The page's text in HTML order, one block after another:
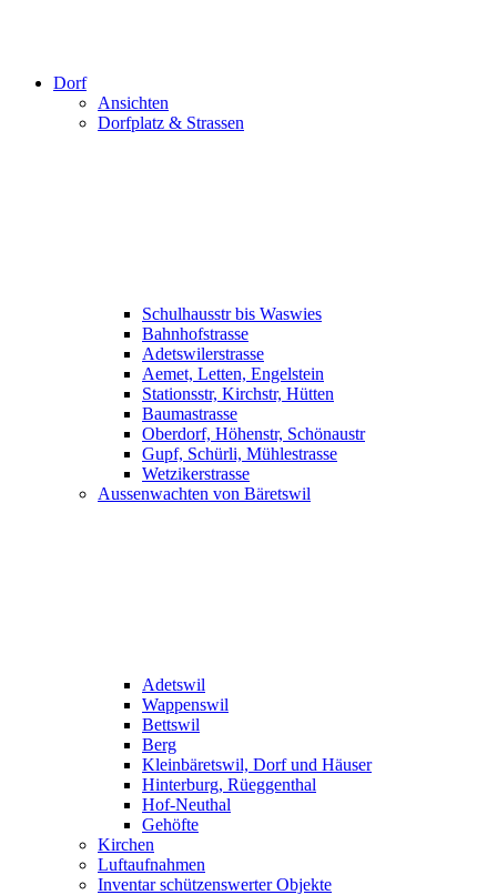
Dorf
Ansichten
Dorfplatz & Strassen
Schulhausstr bis Waswies
Bahnhofstrasse
Adetswilerstrasse
Aemet, Letten, Engelstein
Stationsstr, Kirchstr, Hütten
Baumastrasse
Oberdorf, Höhenstr, Schönaustr
Gupf, Schürli, Mühlestrasse
Wetzikerstrasse
Aussenwachten von Bäretswil
Adetswil
Wappenswil
Bettswil
Berg
Kleinbäretswil, Dorf und Häuser
Hinterburg, Rüeggenthal
Hof-Neuthal
Gehöfte
Kirchen
Luftaufnahmen
Inventar schützenswerter Objekte